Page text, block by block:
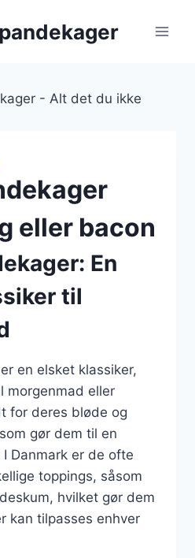
eller bacon
En
til
en elsket klassiker,
morgenmad eller
for deres bløde og
gør dem til en
Danmark er de ofte
toppings, såsom
hvilket gør dem
kan tilpasses enhver